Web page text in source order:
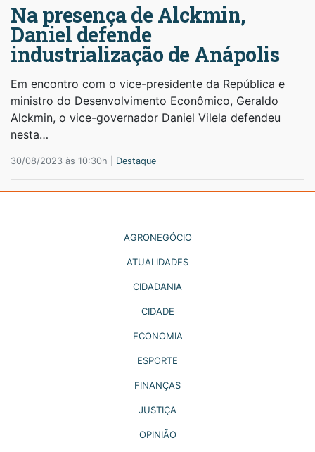
Na presença de Alckmin,
Daniel defende
industrialização de Anápolis
Em encontro com o vice-presidente da República e
ministro do Desenvolvimento Econômico, Geraldo
Alckmin, o vice-governador Daniel Vilela defendeu
nesta…
30/08/2023 às 10:30h | Destaque
AGRONEGÓCIO
ATUALIDADES
CIDADANIA
CIDADE
ECONOMIA
ESPORTE
FINANÇAS
JUSTIÇA
OPINIÃO